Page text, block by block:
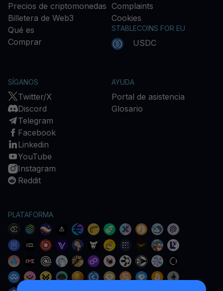
Precios de criptomonedas
Billetera de Web3
Qué es
Comprar
Complaints
Cookies
STABLECOINS FOR EU
USDC
SÍGANOS
Twitter/X
Discord
Telegram
Facebook
Linkedin
YouTube
Instagram
Reddit
AYUDA
Portal de asistencia
Glosario
PLATAFORMA